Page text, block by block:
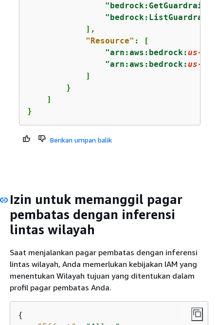
"bedrock:GetGuardrail"
            ],
"Resource" : [
"arn:aws:bedrock:us-
"arn:aws:bedrock:us-
            ]
        }
    ]
}
Berikan umpan balik
Izin untuk memanggil pagar
pembatas dengan inferensi
lintas wilayah
Saat menjalankan pagar pembatas dengan inferensi
lintas wilayah, Anda memerlukan kebijakan IAM yang
menentukan Wilayah tujuan yang ditentukan dalam
profil pagar pembatas Anda.
{